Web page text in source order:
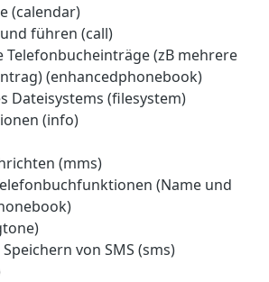
(calendar)
führen (call)
Telefonbucheinträge (zB mehrere
(enhancedphonebook)
Dateisystems (filesystem)
(info)
(mms)
(Name und
von SMS (sms)